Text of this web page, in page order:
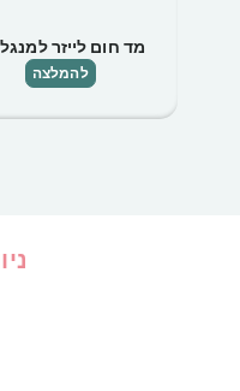
מד חום לייזר
להמלצה